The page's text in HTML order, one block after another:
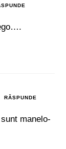
RĂSPUNDE
manelo-